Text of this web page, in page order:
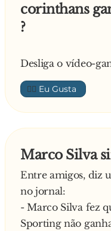
corinthans
?
Desliga o vídeo-
👍🏼
Marco Silva
Entre amigos, diz
no jornal:
- Marco Silva fez
Sporting não